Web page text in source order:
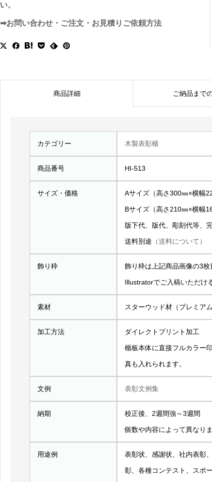
い。
➡お問い合わせ・ご注文・お見積りご依頼方法
商品詳細 ご納品まで
カテゴリー 木製表彰楯
商品番号 HI-513
サイズ・価格 Aサイズ（高さ300㎜×横幅
Bサイズ（高さ210㎜×横幅
版下代、版代、彫刻代等、
送料別途 （送料について）
飾り枠 飾り枠は上記商品画像の3枚
Illustratorでご入稿いただけ
素材 スターウッド材（プレミアム
加工方法 ダイレクトプリント加工
楯板本体に直接フルカラー
真も入れられます。
文例 表彰文例集
納期 校正後、2週間強～3週間
個数や内容によって異なりま
用途例 表彰状、感謝状、社内表彰
彰、各種コンテスト、スポ